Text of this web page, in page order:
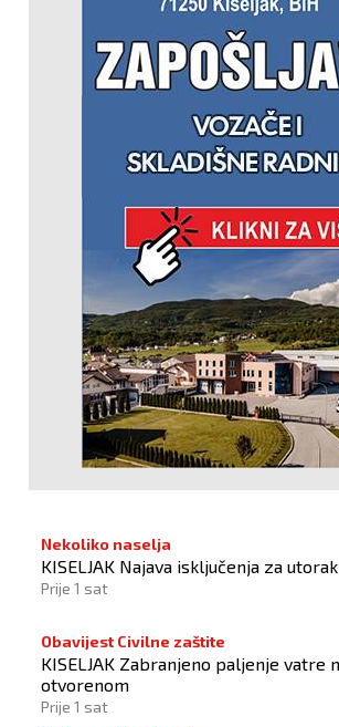
Nekoliko naselja
KISELJAK Najava isključenja za utorak
Prije 1 sat
Obavijest Civilne zaštite
KISELJAK Zabranjeno paljenje vatre
otvorenom
Prije 1 sat